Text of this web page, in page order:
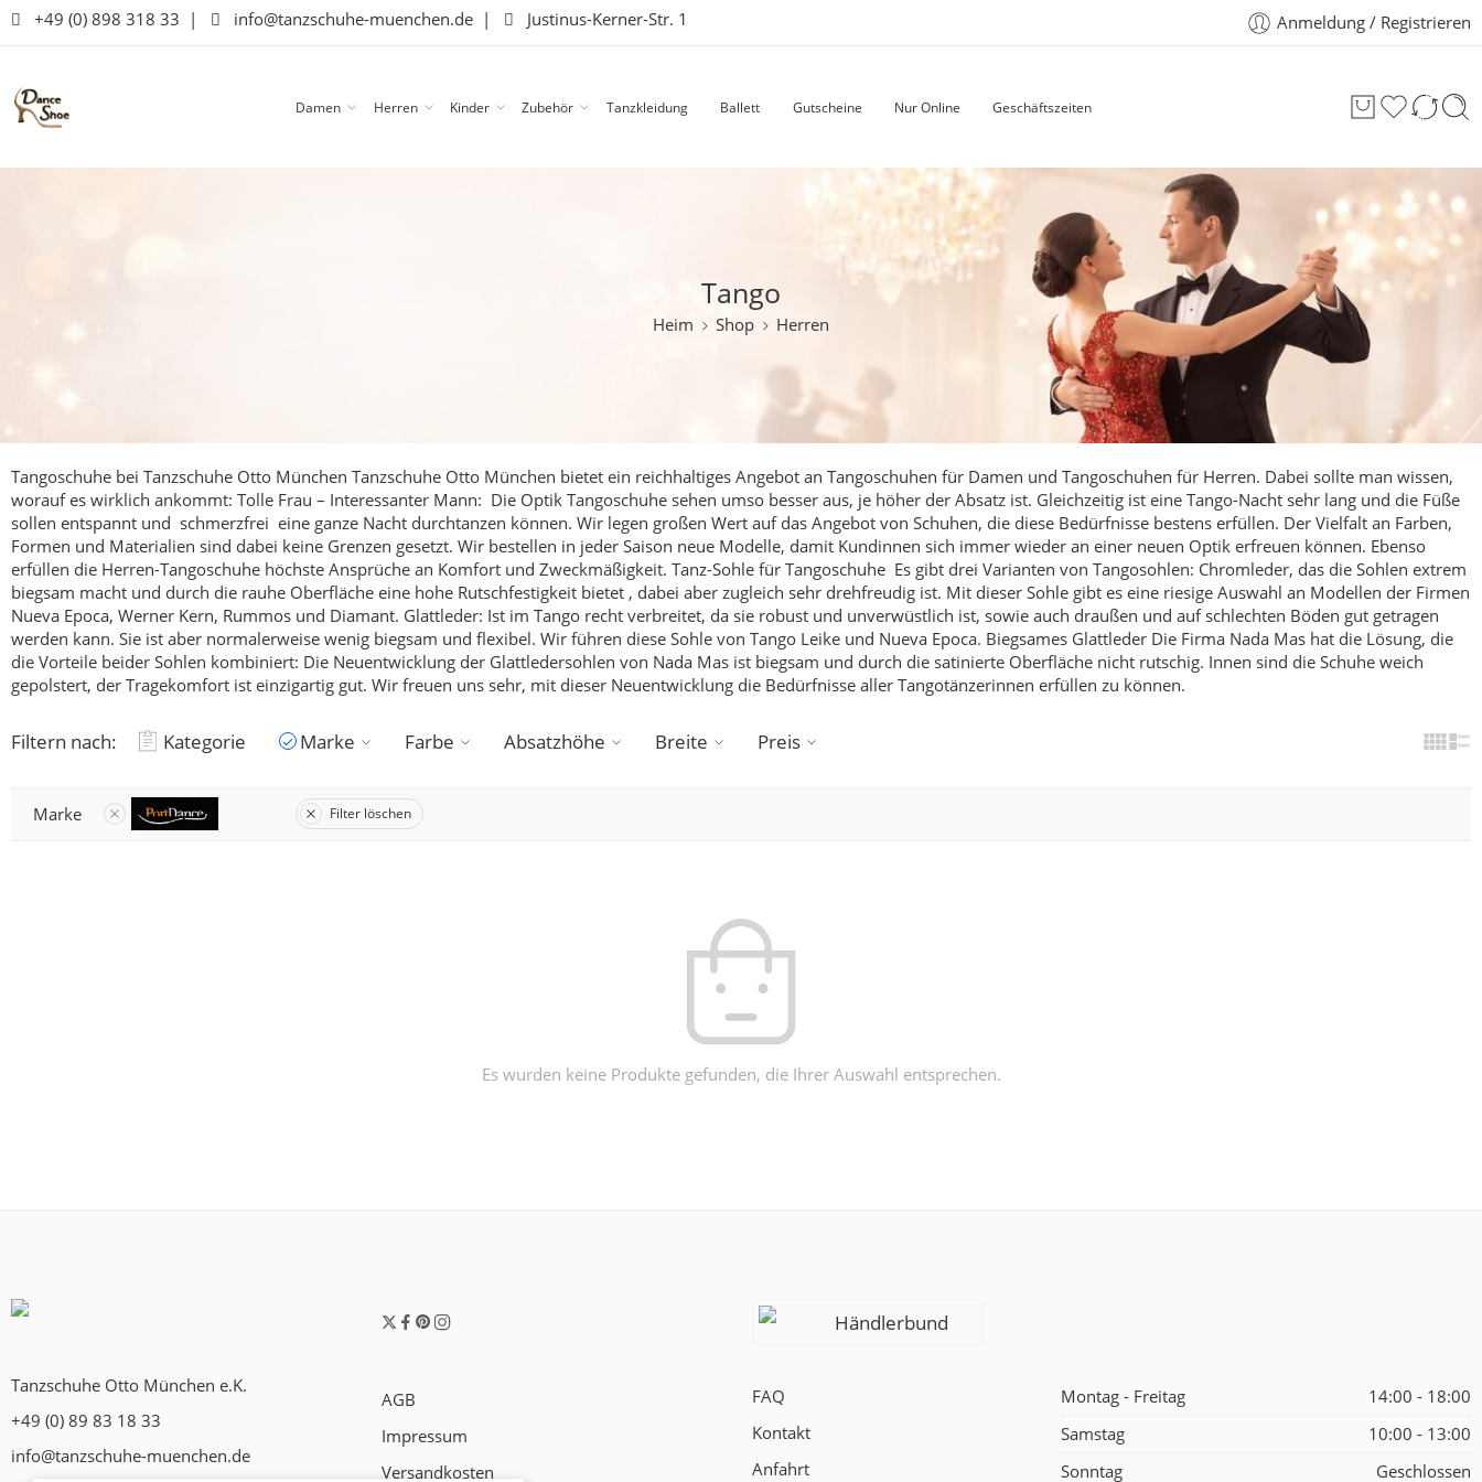
+49 (0) 898 318 33 | info@tanzschuhe-muenchen.de | Justinus-Kerner-Str. 1 Anmeldung / Registrieren
Damen Herren Kinder Zubehör Tanzkleidung Ballett Gutscheine Nur Online Geschäftszeiten
Tango
Heim Shop Herren
Tangoschuhe bei Tanzschuhe Otto München Tanzschuhe Otto München bietet ein reichhaltiges Angebot an Tangoschuhen für Damen und Tangoschuhen für Herren. Dabei sollte man wissen,
worauf es wirklich ankommt: Tolle Frau – Interessanter Mann: Die Optik Tangoschuhe sehen umso besser aus, je höher der Absatz ist. Gleichzeitig ist eine Tango-Nacht sehr lang und die Füße
sollen entspannt und schmerzfrei eine ganze Nacht durchtanzen können. Wir legen großen Wert auf das Angebot von Schuhen, die diese Bedürfnisse bestens erfüllen. Der Vielfalt an Farben,
Formen und Materialien sind dabei keine Grenzen gesetzt. Wir bestellen in jeder Saison neue Modelle, damit Kundinnen sich immer wieder an einer neuen Optik erfreuen können. Ebenso
erfüllen die Herren-Tangoschuhe höchste Ansprüche an Komfort und Zweckmäßigkeit. Tanz-Sohle für Tangoschuhe Es gibt drei Varianten von Tangosohlen: Chromleder, das die Sohlen extrem
biegsam macht und durch die rauhe Oberfläche eine hohe Rutschfestigkeit bietet , dabei aber zugleich sehr drehfreudig ist. Mit dieser Sohle gibt es eine riesige Auswahl an Modellen der Firmen
Nueva Epoca, Werner Kern, Rummos und Diamant. Glattleder: Ist im Tango recht verbreitet, da sie robust und unverwüstlich ist, sowie auch draußen und auf schlechten Böden gut getragen
werden kann. Sie ist aber normalerweise wenig biegsam und flexibel. Wir führen diese Sohle von Tango Leike und Nueva Epoca. Biegsames Glattleder Die Firma Nada Mas hat die Lösung, die
die Vorteile beider Sohlen kombiniert: Die Neuentwicklung der Glattledersohlen von Nada Mas ist biegsam und durch die satinierte Oberfläche nicht rutschig. Innen sind die Schuhe weich
gepolstert, der Tragekomfort ist einzigartig gut. Wir freuen uns sehr, mit dieser Neuentwicklung die Bedürfnisse aller Tangotänzerinnen erfüllen zu können.
Filtern nach: Kategorie Marke Farbe Absatzhöhe Breite Preis
Marke Filter löschen
Es wurden keine Produkte gefunden, die Ihrer Auswahl entsprechen.
Tanzschuhe Otto München e.K.
+49 (0) 89 83 18 33
info@tanzschuhe-muenchen.de
AGB
Impressum
Versandkosten
Händlerbund
FAQ
Kontakt
Anfahrt
Montag - Freitag
14:00 - 18:00
Samstag
10:00 - 13:00
Sonntag
Geschlossen